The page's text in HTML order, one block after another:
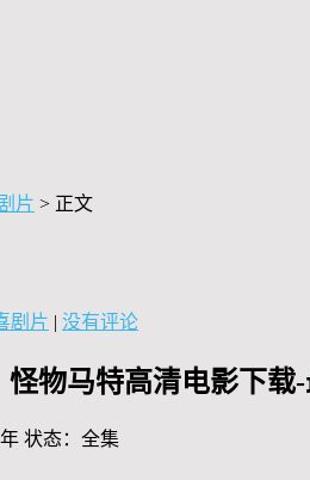
片 > 正文
剧片 | 没有评论
怪物马特高清电影下载
状态：全集